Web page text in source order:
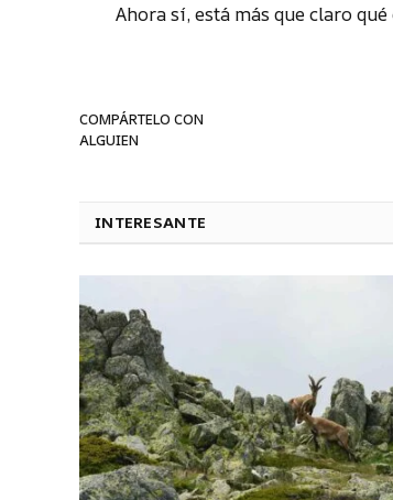
Ahora sí, está más que claro
COMPÁRTELO CON
ALGUIEN
INTERESANTE